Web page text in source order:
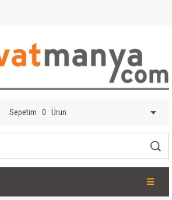
Sepetim 0 Ürün